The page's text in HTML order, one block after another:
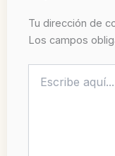
Tu dirección de
Los campos
aquí...